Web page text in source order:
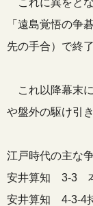
これに異をとな
「遠島覚悟の争
先の手合）で終
これ以降幕末
や盤外の駆け引
江戸時代の主な
安井算知 3-3
安井算知 4-3-4